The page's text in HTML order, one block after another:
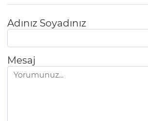
Adınız Soyadınız
Mesaj